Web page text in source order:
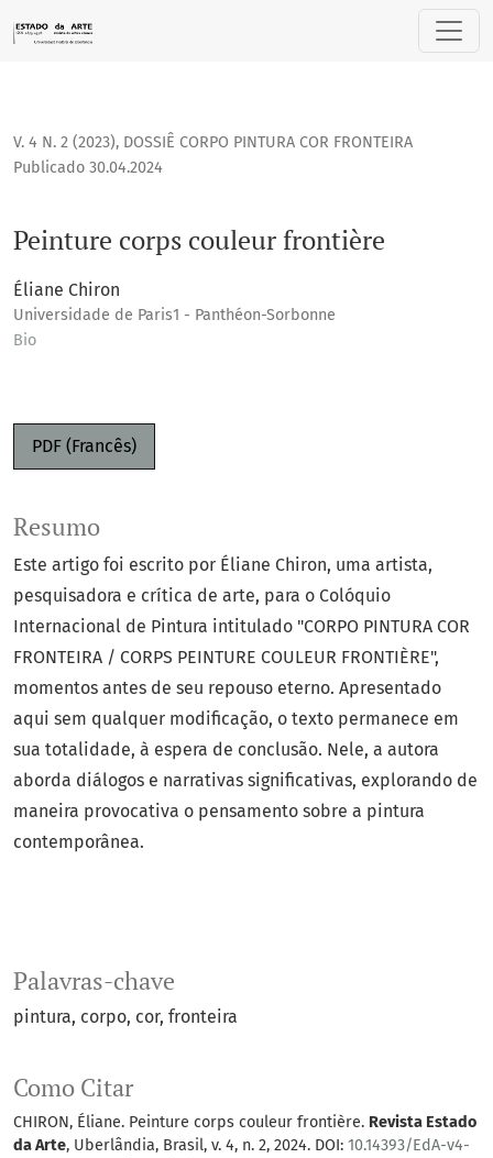
V. 4 N. 2 (2023), DOSSIÊ CORPO PINTURA COR FRONTEIRA
Peinture corps couleur frontière
Publicado 30.04.2024
Éliane Chiron
Universidade de Paris1 - Panthéon-Sorbonne
Bio
PDF (Francês)
Palavras-chave
pintura corpo cor fronteira
Como Citar
CHIRON, Éliane. Peinture corps couleur frontière. Revista Estado
da Arte, Uberlândia, Brasil, v. 4, n. 2, 2024. DOI: 10.14393/EdA-v4-
Resumo
Este artigo foi escrito por Éliane Chiron, uma artista,
pesquisadora e crítica de arte, para o Colóquio
Internacional de Pintura intitulado "CORPO PINTURA COR
FRONTEIRA / CORPS PEINTURE COULEUR FRONTIÈRE",
momentos antes de seu repouso eterno. Apresentado
aqui sem qualquer modificação, o texto permanece em
sua totalidade, à espera de conclusão. Nele, a autora
aborda diálogos e narrativas significativas, explorando de
maneira provocativa o pensamento sobre a pintura
contemporânea.